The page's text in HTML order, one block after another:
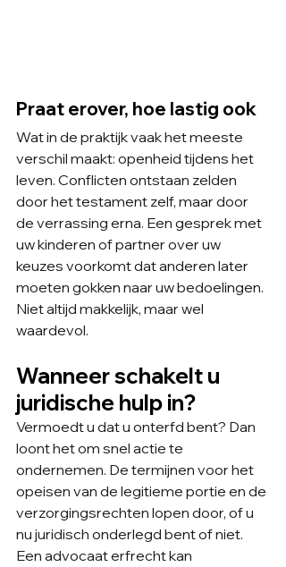
Praat erover, hoe lastig ook
Wat in de praktijk vaak het meeste
verschil maakt: openheid tijdens het
leven. Conflicten ontstaan zelden
door het testament zelf, maar door
de verrassing erna. Een gesprek met
uw kinderen of partner over uw
keuzes voorkomt dat anderen later
moeten gokken naar uw bedoelingen.
Niet altijd makkelijk, maar wel
waardevol.
Wanneer schakelt u
juridische hulp in?
Vermoedt u dat u onterfd bent? Dan
loont het om snel actie te
ondernemen. De termijnen voor het
opeisen van de legitieme portie en de
verzorgingsrechten lopen door, of u
nu juridisch onderlegd bent of niet.
Een advocaat erfrecht kan